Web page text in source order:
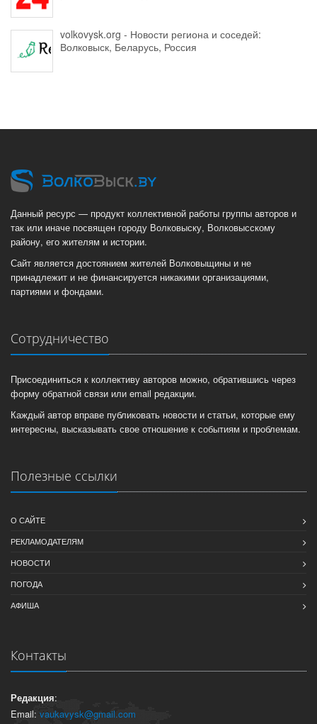
volkovysk.org - Новости региона и соседей:
Волковыск, Беларусь, Россия
Данный ресурс — продукт коллективной работы группы авторов и
так или иначе посвящен городу Волковыску, Волковысскому
району, его жителям и истории.
Сайт является достоянием жителей Волковыщины и не
принадлежит и не финансируется никакими организациями,
партиями и фондами.
Сотрудничество
Присоединиться к коллективу авторов можно, обратившись через
форму обратной связи или email редакции.
Каждый автор вправе публиковать новости и статьи, которые ему
интересны, высказывать свое отношение к событиям и проблемам.
Полезные ссылки
О САЙТЕ
РЕКЛАМОДАТЕЛЯМ
НОВОСТИ
ПОГОДА
АФИША
Контакты
Редакция:
Email: vaukavysk@gmail.com